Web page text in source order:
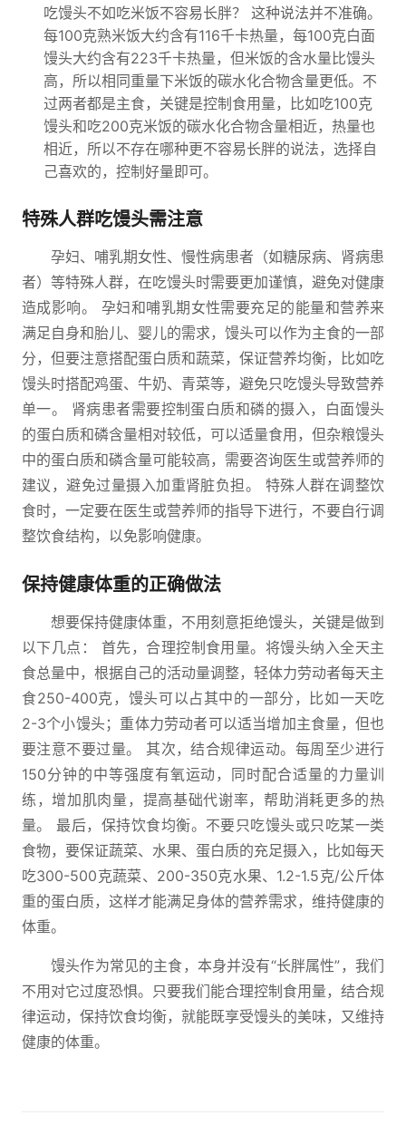
吃馒头不如吃米饭不容易长胖？ 这种说法并不准确。
每100克熟米饭大约含有116千卡热量，每100克白面
馒头大约含有223千卡热量，但米饭的含水量比馒头
高，所以相同重量下米饭的碳水化合物含量更低。不
过两者都是主食，关键是控制食用量，比如吃100克
馒头和吃200克米饭的碳水化合物含量相近，热量也
相近，所以不存在哪种更不容易长胖的说法，选择自
己喜欢的，控制好量即可。
特殊人群吃馒头需注意
孕妇、哺乳期女性、慢性病患者（如糖尿病、肾病患
者）等特殊人群，在吃馒头时需要更加谨慎，避免对健康
造成影响。 孕妇和哺乳期女性需要充足的能量和营养来
满足自身和胎儿、婴儿的需求，馒头可以作为主食的一部
分，但要注意搭配蛋白质和蔬菜，保证营养均衡，比如吃
馒头时搭配鸡蛋、牛奶、青菜等，避免只吃馒头导致营养
单一。 肾病患者需要控制蛋白质和磷的摄入，白面馒头
的蛋白质和磷含量相对较低，可以适量食用，但杂粮馒头
中的蛋白质和磷含量可能较高，需要咨询医生或营养师的
建议，避免过量摄入加重肾脏负担。 特殊人群在调整饮
食时，一定要在医生或营养师的指导下进行，不要自行调
整饮食结构，以免影响健康。
保持健康体重的正确做法
想要保持健康体重，不用刻意拒绝馒头，关键是做到
以下几点： 首先，合理控制食用量。将馒头纳入全天主
食总量中，根据自己的活动量调整，轻体力劳动者每天主
食250-400克，馒头可以占其中的一部分，比如一天吃
2-3个小馒头；重体力劳动者可以适当增加主食量，但也
要注意不要过量。 其次，结合规律运动。每周至少进行
150分钟的中等强度有氧运动，同时配合适量的力量训
练，增加肌肉量，提高基础代谢率，帮助消耗更多的热
量。 最后，保持饮食均衡。不要只吃馒头或只吃某一类
食物，要保证蔬菜、水果、蛋白质的充足摄入，比如每天
吃300-500克蔬菜、200-350克水果、1.2-1.5克/公斤体
重的蛋白质，这样才能满足身体的营养需求，维持健康的
体重。
馒头作为常见的主食，本身并没有“长胖属性”，我们
不用对它过度恐惧。只要我们能合理控制食用量，结合规
律运动，保持饮食均衡，就能既享受馒头的美味，又维持
健康的体重。